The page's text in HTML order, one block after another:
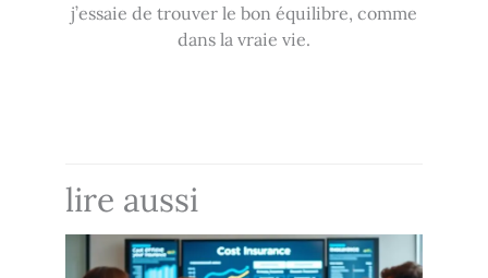
j’essaie de trouver le bon équilibre, comme
dans la vraie vie.
lire aussi